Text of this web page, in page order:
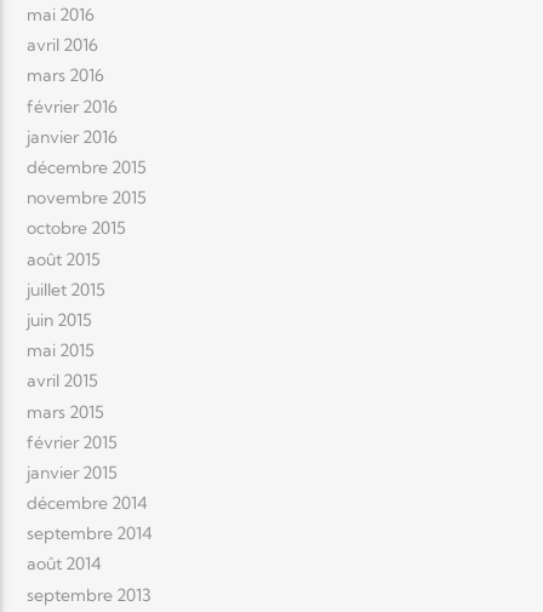
mai 2016
avril 2016
mars 2016
février 2016
janvier 2016
décembre 2015
novembre 2015
octobre 2015
août 2015
juillet 2015
juin 2015
mai 2015
avril 2015
mars 2015
février 2015
janvier 2015
décembre 2014
septembre 2014
août 2014
septembre 2013